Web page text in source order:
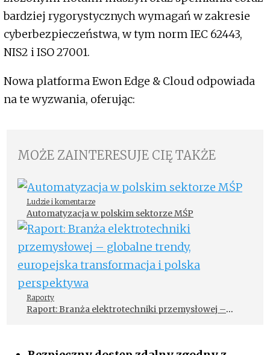
bardziej rygorystycznych wymagań w zakresie
cyberbezpieczeństwa, w tym norm IEC 62443,
NIS2 i ISO 27001.
Nowa platforma Ewon Edge & Cloud odpowiada
na te wyzwania, oferując:
MOŻE ZAINTERESUJE CIĘ TAKŻE
Ludzie i komentarze
Automatyzacja w polskim sektorze MŚP
Raporty
Raport: Branża elektrotechniki przemysłowej –